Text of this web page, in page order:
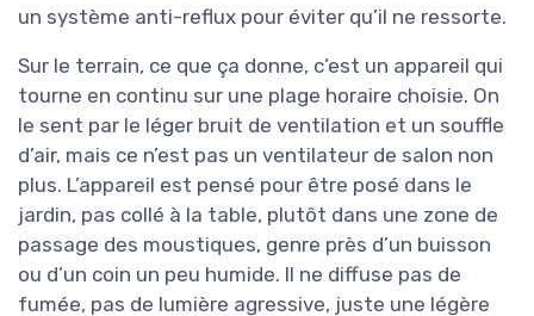
un système anti-reflux pour éviter qu’il ne ressorte.
Sur le terrain, ce que ça donne, c’est un appareil qui
tourne en continu sur une plage horaire choisie. On
le sent par le léger bruit de ventilation et un souffle
d’air, mais ce n’est pas un ventilateur de salon non
plus. L’appareil est pensé pour être posé dans le
jardin, pas collé à la table, plutôt dans une zone de
passage des moustiques, genre près d’un buisson
ou d’un coin un peu humide. Il ne diffuse pas de
fumée, pas de lumière agressive, juste une légère